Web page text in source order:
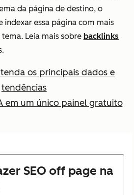
da página de destino, o
indexar essa página com mais
Leia mais sobre backlinks
os principais dados e
tendências
em um único painel gratuito
SEO off page na